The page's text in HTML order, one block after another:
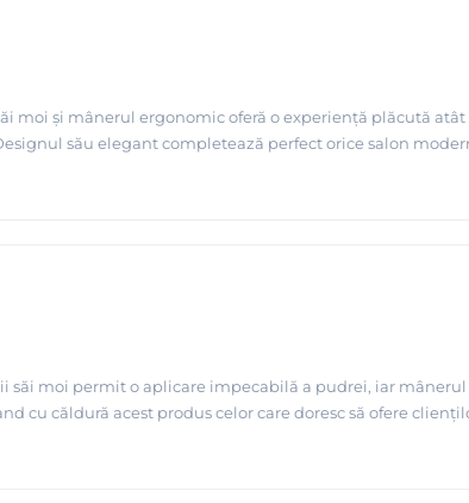
moi și mânerul ergonomic oferă o experiență plăcută
său elegant completează perfect orice salon
săi moi permit o aplicare impecabilă a pudrei, iar
cu căldură acest produs celor care doresc să ofere